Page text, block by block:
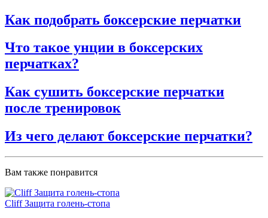
Как подобрать боксерские перчатки
Что такое унции в боксерских
перчатках?
Как сушить боксерские перчатки
после тренировок
Из чего делают боксерские перчатки?
Вам также понравится
Cliff Защита голень-стопа